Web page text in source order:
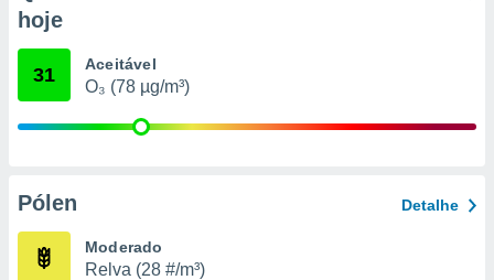
qual se
tal,
ou opor-
qualquer
hoje
31 Aceitável
O₃ (78 µg/m³)
Pólen Detalhe
Moderado
Relva (28 #/m³)